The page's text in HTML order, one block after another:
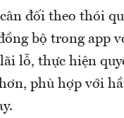
đối theo thói
bộ trong app
lỗ, thực hiện
phù hợp với